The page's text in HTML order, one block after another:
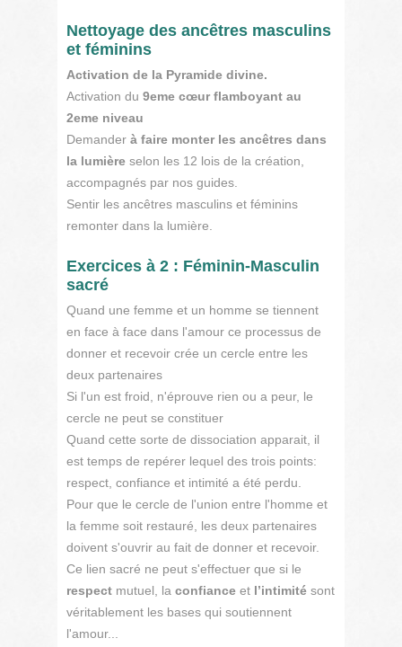
Nettoyage des ancêtres masculins
et féminins
Activation de la Pyramide divine.
Activation du 9eme cœur flamboyant au
2eme niveau
Demander à faire monter les ancêtres dans
la lumière selon les 12 lois de la création,
accompagnés par nos guides.
Sentir les ancêtres masculins et féminins
remonter dans la lumière.
Exercices à 2 : Féminin-Masculin
sacré
Quand une femme et un homme se tiennent
en face à face dans l'amour ce processus de
donner et recevoir crée un cercle entre les
deux partenaires
Si l'un est froid, n'éprouve rien ou a peur, le
cercle ne peut se constituer
Quand cette sorte de dissociation apparait, il
est temps de repérer lequel des trois points:
respect, confiance et intimité a été perdu.
Pour que le cercle de l'union entre l'homme et
la femme soit restauré, les deux partenaires
doivent s'ouvrir au fait de donner et recevoir.
Ce lien sacré ne peut s'effectuer que si le
respect mutuel, la confiance et l’intimité sont
véritablement les bases qui soutiennent
l'amour...